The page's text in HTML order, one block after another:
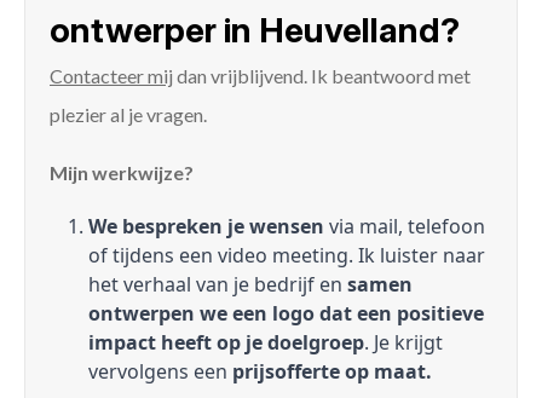
ontwerper in Heuvelland?
Contacteer mij dan vrijblijvend. Ik beantwoord met
plezier al je vragen.
Mijn werkwijze?
We bespreken je wensen via mail, telefoon
of tijdens een video meeting. Ik luister naar
het verhaal van je bedrijf en samen
ontwerpen we een logo dat een positieve
impact heeft op je doelgroep. Je krijgt
vervolgens een prijsofferte op maat.